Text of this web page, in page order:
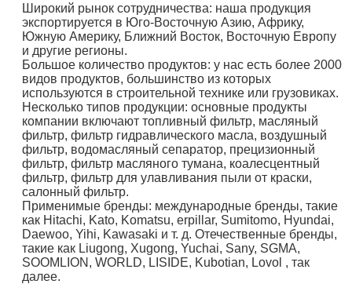
Широкий рынок сотрудничества: наша продукция
экспортируется в Юго-Восточную Азию, Африку,
Южную Америку, Ближний Восток, Восточную Европу
и другие регионы.
Большое количество продуктов: у нас есть более 2000
видов продуктов, большинство из которых
используются в строительной технике или грузовиках.
Несколько типов продукции: основные продукты
компании включают топливный фильтр, масляный
фильтр, фильтр гидравлического масла, воздушный
фильтр, водомасляный сепаратор, прецизионный
фильтр, фильтр масляного тумана, коалесцентный
фильтр, фильтр для улавливания пыли от краски,
салонный фильтр.
Применимые бренды: международные бренды, такие
как Hitachi, Kato, Komatsu, erpillar, Sumitomo, Hyundai,
Daewoo, Yihi, Kawasaki и т. д. Отечественные бренды,
такие как Liugong, Xugong, Yuchai, Sany, SGMA,
SOOMLION, WORLD, LISIDE, Kubotian, Lovol , так
далее.